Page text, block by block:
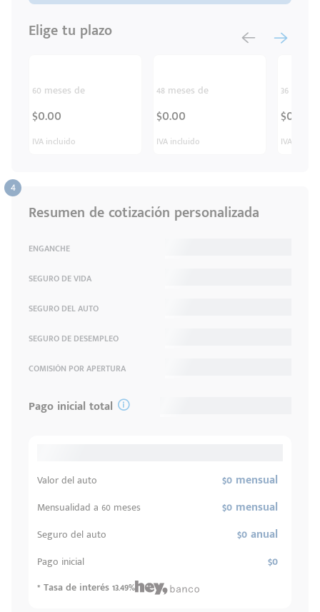
Elige tu plazo
60 meses de
$0.00
IVA incluido
48 meses de
$0.00
IVA incluido
36
$0.00
IVA
Resumen de cotización personalizada
ENGANCHE
SEGURO DE VIDA
SEGURO DEL AUTO
SEGURO DE DESEMPLEO
COMISIÓN POR APERTURA
Pago inicial total
Valor del auto $0 mensual
Mensualidad a 60 meses $0 mensual
Seguro del auto $0 anual
Pago inicial $0
* Tasa de interés 13.49%